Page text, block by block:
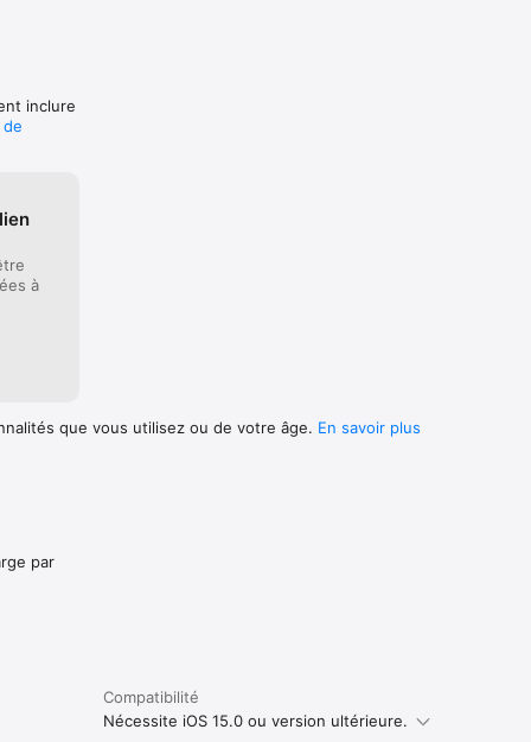
des
COCO.
est
à
inclure
à
que vous utilisez ou de votre âge. En savoir plus
par
Compatibilité
Nécessite iOS 15.0 ou version ultérieure.